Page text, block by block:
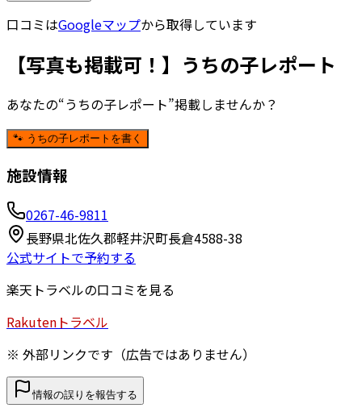
口コミはGoogleマップから取得しています
【写真も掲載可！】うちの子レポート
あなたの“うちの子レポート”掲載しませんか？
🐾 うちの子レポートを書く
施設情報
0267-46-9811
長野県北佐久郡軽井沢町長倉4588-38
公式サイトで予約する
楽天トラベルの口コミを見る
Rakuten トラベル
※ 外部リンクです（広告ではありません）
情報の誤りを報告する